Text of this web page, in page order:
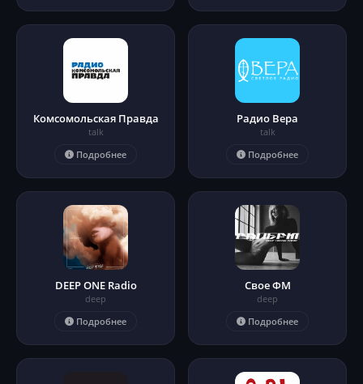
Комсомольская Правда
talk
Подробнее
Радио Вера
talk
Подробнее
DEEP ONE Radio
deep
Подробнее
Свое ФМ
deep
Подробнее